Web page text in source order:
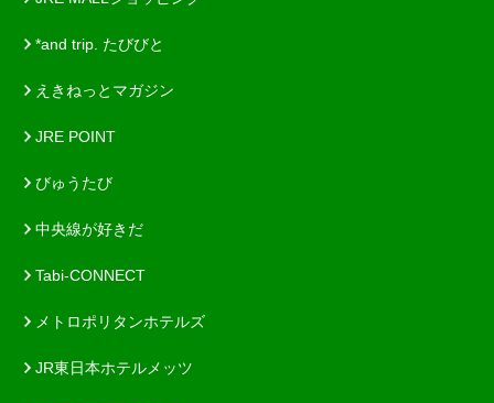
*and trip. たびびと
えきねっとマガジン
JRE POINT
びゅうたび
中央線が好きだ
Tabi-CONNECT
メトロポリタンホテルズ
JR東日本ホテルメッツ